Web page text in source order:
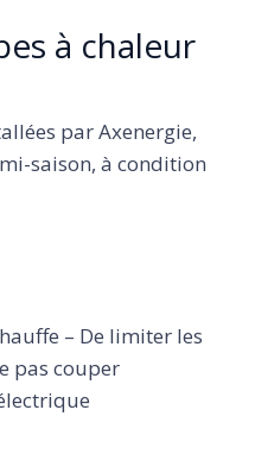
à chaleur
par Axenergie,
saison, à condition
– De limiter les
pas couper